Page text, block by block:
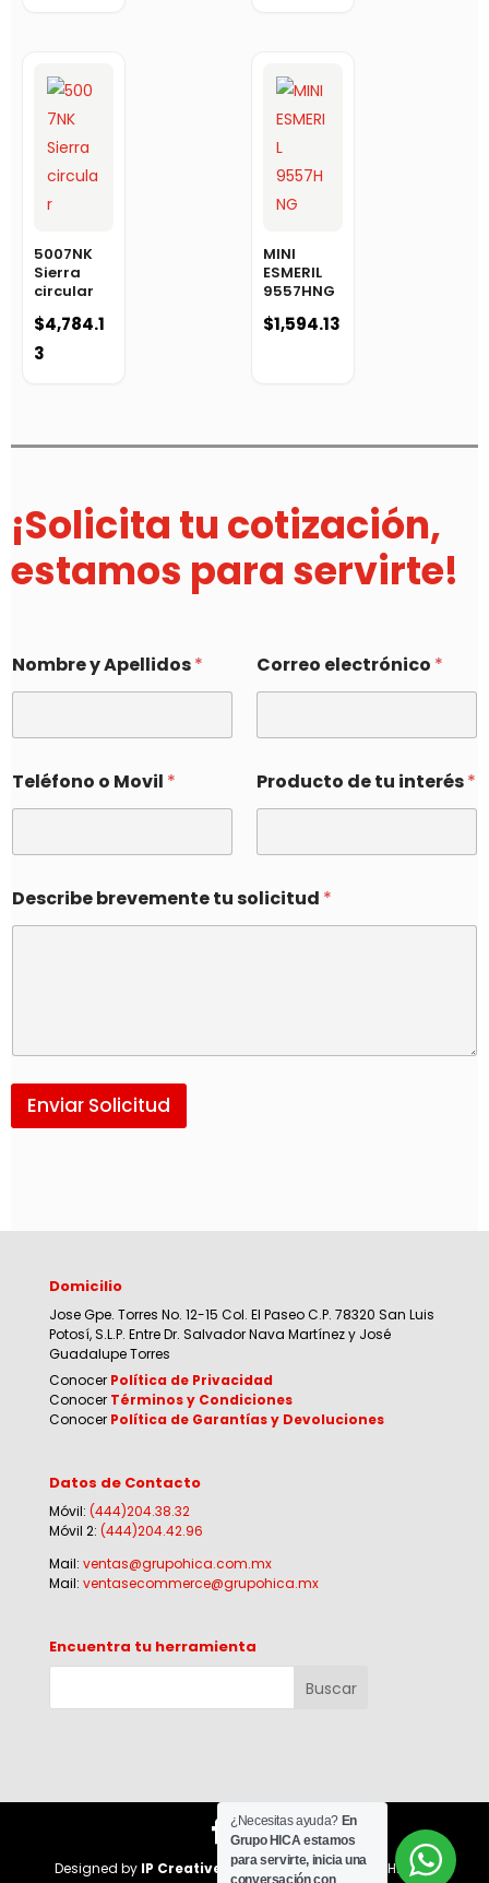
5007NK
Sierra
circular
$4,784.1
3
MINI
ESMERIL
9557HNG
$1,594.13
¡Solicita tu cotización,
estamos para servirte!
Nombre y Apellidos* Correo electrónico *
Teléfono o Movil * Producto de tu interés*
Describe brevemente tu solicitud *
Enviar Solicitud
Domicilio
Jose Gpe. Torres No. 12-15 Col. El Paseo C.P. 78320 San Luis
Potosí, S.L.P. Entre Dr. Salvador Nava Martínez y José
Guadalupe Torres
Conocer Política de Privacidad
Conocer Términos y Condiciones
Conocer Política de Garantías y Devoluciones
Datos de Contacto
Móvil: (444)204.38.32
Móvil 2: (444)204.42.96
Mail: ventas@grupohica.com.mx
Mail: ventasecommerce@grupohica.mx
Encuentra tu herramienta
Designed by IP Creative Agencyfor Corporativo HI-CA |
¿Necesitas ayuda? En
Grupo HICA estamos
para servirte, inicia una
conversación con